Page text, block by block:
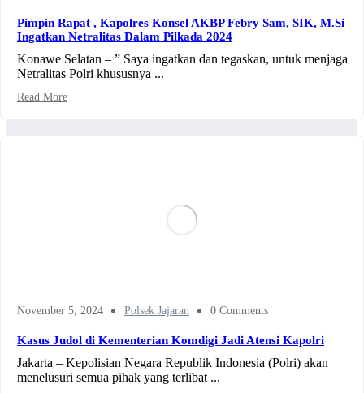
Pimpin Rapat , Kapolres Konsel AKBP Febry Sam, SIK, M.Si
Ingatkan Netralitas Dalam Pilkada 2024
Konawe Selatan – ” Saya ingatkan dan tegaskan, untuk menjaga
Netralitas Polri khususnya ...
Read More
November 5, 2024 Polsek Jajaran 0 Comments
Kasus Judol di Kementerian Komdigi Jadi Atensi Kapolri
Jakarta – Kepolisian Negara Republik Indonesia (Polri) akan
menelusuri semua pihak yang terlibat ...